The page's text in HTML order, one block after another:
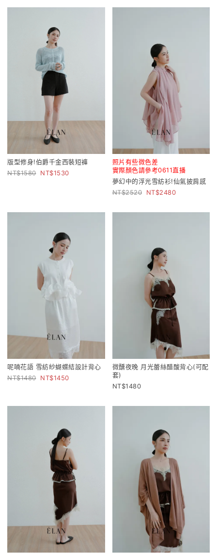
版型修身!伯爵千金西裝短褲
1580
1530
照片有些微色差
實際顏色請參考0611直播
夢幻中的浮光雪紡衫!仙氣披肩感
2520
2480
呢喃花語 雪紡紗蝴蝶結設計背心
1480
1450
微醺夜晚 月光蕾絲醋酸背心(可配
套)
1480